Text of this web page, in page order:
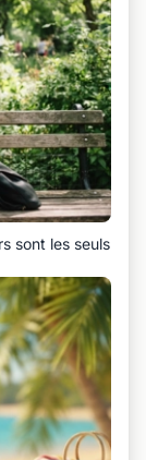
sont les seuls